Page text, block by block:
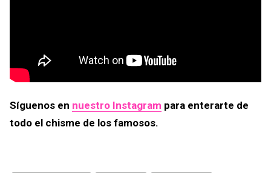
Síguenos en nuestro Instagram para enterarte de
todo el chisme de los famosos.